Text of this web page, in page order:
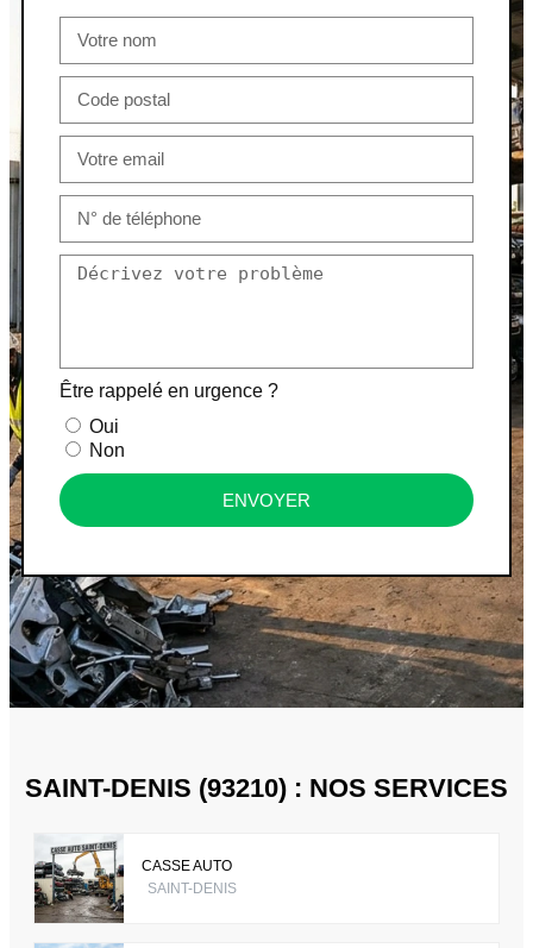
Être rappelé en urgence ?
Oui
Non
ENVOYER
SAINT-DENIS (93210) : NOS SERVICES
CASSE AUTO
SAINT-DENIS